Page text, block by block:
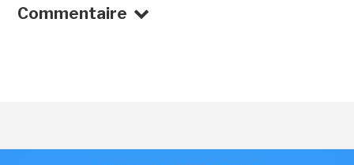
Commentaire